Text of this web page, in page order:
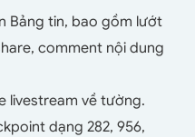
Bảng tin, bao gồm lướt
comment nội dung
livestream về tường.
dạng 282, 956,